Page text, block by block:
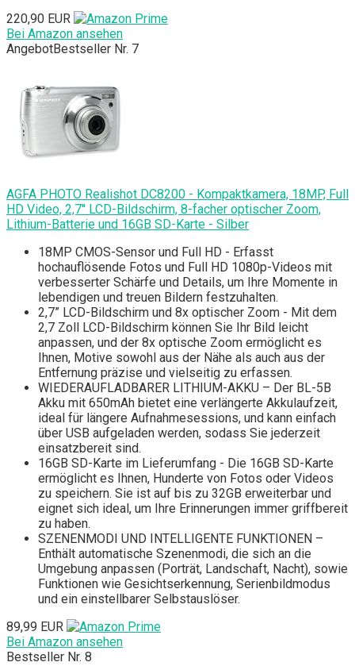
220,90 EUR
Bei Amazon ansehen
AngebotBestseller Nr. 7
AGFA PHOTO Realishot DC8200 - Kompaktkamera, 18MP, Full
HD Video, 2,7'' LCD-Bildschirm, 8-facher optischer Zoom,
Lithium-Batterie und 16GB SD-Karte - Silber
18MP CMOS-Sensor und Full HD - Erfasst
hochauflösende Fotos und Full HD 1080p-Videos mit
verbesserter Schärfe und Details, um Ihre Momente in
lebendigen und treuen Bildern festzuhalten.
2,7” LCD-Bildschirm und 8x optischer Zoom - Mit dem
2,7 Zoll LCD-Bildschirm können Sie Ihr Bild leicht
anpassen, und der 8x optische Zoom ermöglicht es
Ihnen, Motive sowohl aus der Nähe als auch aus der
Entfernung präzise und vielseitig zu erfassen.
WIEDERAUFLADBARER LITHIUM-AKKU – Der BL-5B
Akku mit 650mAh bietet eine verlängerte Akkulaufzeit,
ideal für längere Aufnahmesessions, und kann einfach
über USB aufgeladen werden, sodass Sie jederzeit
einsatzbereit sind.
16GB SD-Karte im Lieferumfang - Die 16GB SD-Karte
ermöglicht es Ihnen, Hunderte von Fotos oder Videos
zu speichern. Sie ist auf bis zu 32GB erweiterbar und
eignet sich ideal, um Ihre Erinnerungen immer griffbereit
zu haben.
SZENENMODI UND INTELLIGENTE FUNKTIONEN –
Enthält automatische Szenenmodi, die sich an die
Umgebung anpassen (Porträt, Landschaft, Nacht), sowie
Funktionen wie Gesichtserkennung, Serienbildmodus
und ein einstellbarer Selbstauslöser.
89,99 EUR
Bei Amazon ansehen
Bestseller Nr. 8